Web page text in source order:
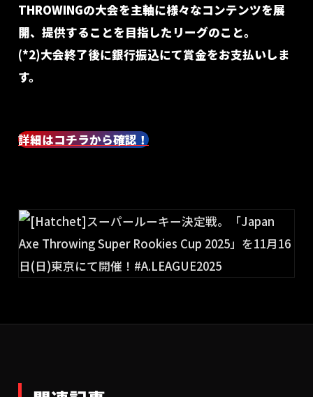
THROWINGの大会を主軸に様々なコンテンツを展
開、提供することを目指したリーグのこと。
(*2)大会終了後に銀行振込にて賞金をお支払いしま
す。
詳細はコチラから確認！